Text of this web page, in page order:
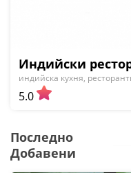
Индийски
индийска кухня,
5.0
Последно
Добавени